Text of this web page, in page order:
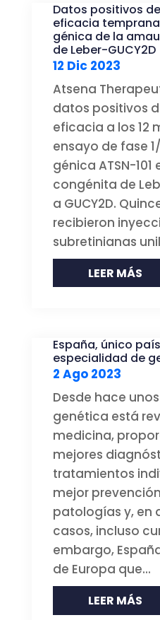
Datos positivos
eficacia
génica de la
de Leber-GUCY2D
12 Dic 2023
Atsena
datos positivos
eficacia a los 12
ensayo de fase
génica ATSN-
congénita de
a GUCY2D.
recibieron
subretinianas
LEER MÁS
España, único
especialidad de
2 Ago 2023
Desde hace
genética está
medicina,
mejores
tratamientos
mejor
patologías y, en
casos, incluso
embargo,
de Europa que...
LEER MÁS